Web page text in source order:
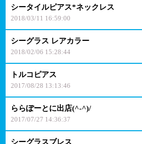
シータイルピアス*ネックレス
2018/03/11 16:59:00
シーグラス レアカラー
2018/02/06 15:28:44
トルコピアス
2017/08/28 13:13:46
ららぽーとに出店(^-^)/
2017/07/27 14:36:37
シーグラスブレス